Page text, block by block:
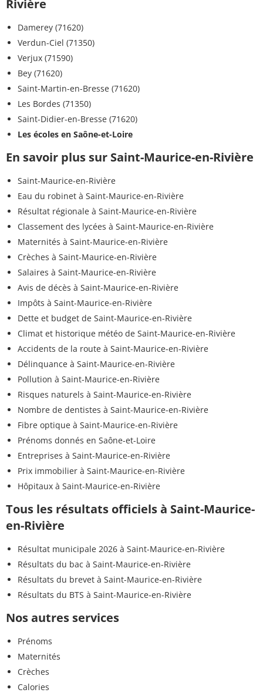
Rivière
Damerey (71620)
Verdun-Ciel (71350)
Verjux (71590)
Bey (71620)
Saint-Martin-en-Bresse (71620)
Les Bordes (71350)
Saint-Didier-en-Bresse (71620)
Les écoles en Saône-et-Loire
En savoir plus sur Saint-Maurice-en-Rivière
Saint-Maurice-en-Rivière
Eau du robinet à Saint-Maurice-en-Rivière
Résultat régionale à Saint-Maurice-en-Rivière
Classement des lycées à Saint-Maurice-en-Rivière
Maternités à Saint-Maurice-en-Rivière
Crèches à Saint-Maurice-en-Rivière
Salaires à Saint-Maurice-en-Rivière
Avis de décès à Saint-Maurice-en-Rivière
Impôts à Saint-Maurice-en-Rivière
Dette et budget de Saint-Maurice-en-Rivière
Climat et historique météo de Saint-Maurice-en-Rivière
Accidents de la route à Saint-Maurice-en-Rivière
Délinquance à Saint-Maurice-en-Rivière
Pollution à Saint-Maurice-en-Rivière
Risques naturels à Saint-Maurice-en-Rivière
Nombre de dentistes à Saint-Maurice-en-Rivière
Fibre optique à Saint-Maurice-en-Rivière
Prénoms donnés en Saône-et-Loire
Entreprises à Saint-Maurice-en-Rivière
Prix immobilier à Saint-Maurice-en-Rivière
Hôpitaux à Saint-Maurice-en-Rivière
Tous les résultats officiels à Saint-Maurice-
en-Rivière
Résultat municipale 2026 à Saint-Maurice-en-Rivière
Résultats du bac à Saint-Maurice-en-Rivière
Résultats du brevet à Saint-Maurice-en-Rivière
Résultats du BTS à Saint-Maurice-en-Rivière
Nos autres services
Prénoms
Maternités
Crèches
Calories